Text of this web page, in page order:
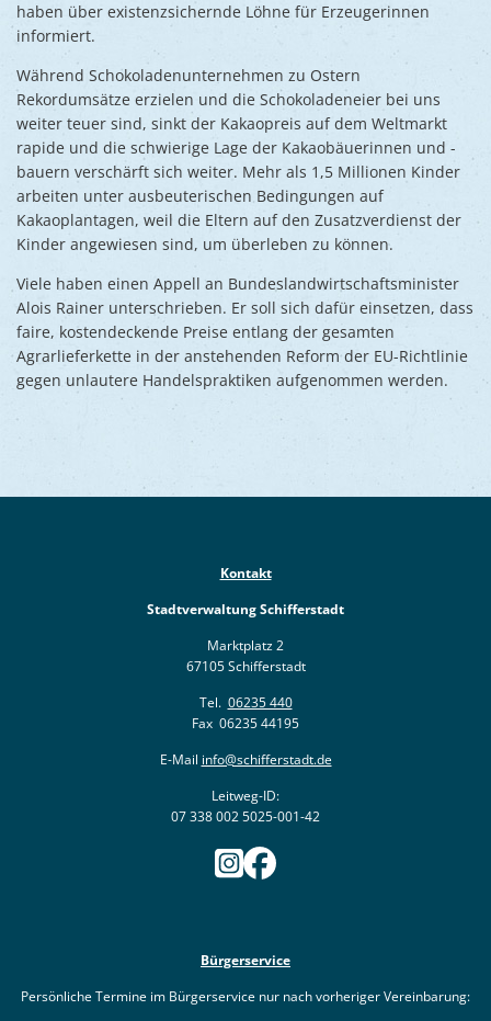
haben über existenzsichernde Löhne für Erzeugerinnen
informiert.
Während Schokoladenunternehmen zu Ostern
Rekordumsätze erzielen und die Schokoladeneier bei uns
weiter teuer sind, sinkt der Kakaopreis auf dem Weltmarkt
rapide und die schwierige Lage der Kakaobäuerinnen und -
bauern verschärft sich weiter. Mehr als 1,5 Millionen Kinder
arbeiten unter ausbeuterischen Bedingungen auf
Kakaoplantagen, weil die Eltern auf den Zusatzverdienst der
Kinder angewiesen sind, um überleben zu können.
Viele haben einen Appell an Bundeslandwirtschaftsminister
Alois Rainer unterschrieben. Er soll sich dafür einsetzen, dass
faire, kostendeckende Preise entlang der gesamten
Agrarlieferkette in der anstehenden Reform der EU-Richtlinie
gegen unlautere Handelspraktiken aufgenommen werden.
Kontakt
Stadtverwaltung Schifferstadt
Marktplatz 2
67105 Schifferstadt
Tel. 06235 440
Fax 06235 44195
E-Mail info@schifferstadt.de
Leitweg-ID:
07 338 002 5025-001-42
Bürgerservice
Persönliche Termine im Bürgerservice nur nach vorheriger Vereinbarung: